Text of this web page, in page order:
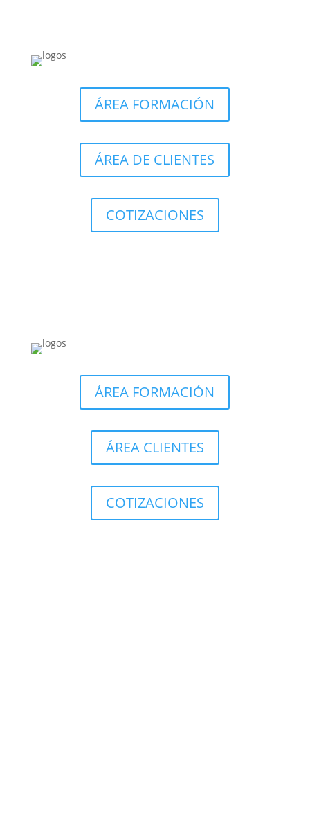
ÁREA FORMACIÓN
ÁREA DE CLIENTES
COTIZACIONES
ÁREA FORMACIÓN
ÁREA CLIENTES
COTIZACIONES